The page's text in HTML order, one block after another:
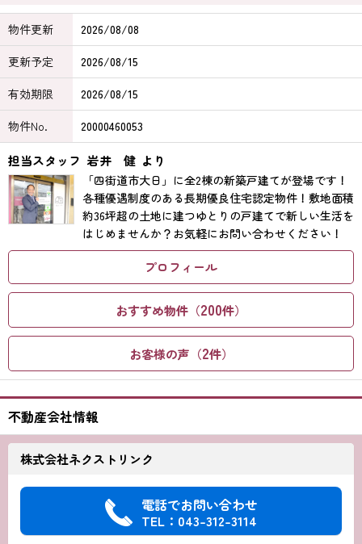
物件更新
2026/08/08
更新予定
2026/08/15
有効期限
2026/08/15
物件No.
20000460053
担当スタッフ 岩井 健 より
「四街道市大日」に全2棟の新築戸建てが登場です！
各種優遇制度のある長期優良住宅認定物件！敷地面積
約36坪超の土地に建つゆとりの戸建てで新しい生活を
はじめませんか？お気軽にお問い合わせください！
プロフィール
おすすめ物件（200件）
お客様の声（2件）
不動産会社情報
株式会社ネクストリンク
電話でお問い合わせ
TEL：043-312-3114